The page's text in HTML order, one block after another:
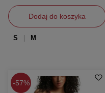
Dodaj do koszyka
S M
57%